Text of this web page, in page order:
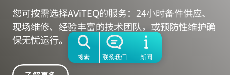
您可按需选择AViTEQ的服务：24小时备件供应、
现场维修、经验丰富的技术团队，或预防性维护确
保无忧运行。
搜索 联系我们 新闻